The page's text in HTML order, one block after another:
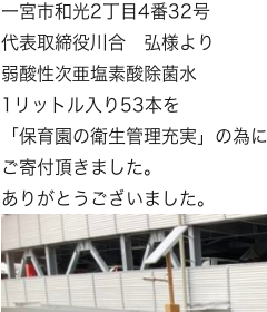
一宮市和光2丁目4番32号
代表取締役川合 弘様より
弱酸性次亜塩素酸除菌水
1リットル入り53本を
「保育園の衛生管理充実」の為に
ご寄付頂きました。
ありがとうございました。